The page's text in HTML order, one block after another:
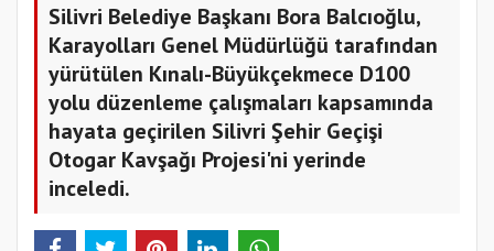
Silivri Belediye Başkanı Bora Balcıoğlu,
Karayolları Genel Müdürlüğü tarafından
yürütülen Kınalı-Büyükçekmece D100
yolu düzenleme çalışmaları kapsamında
hayata geçirilen Silivri Şehir Geçişi
Otogar Kavşağı Projesi'ni yerinde
inceledi.